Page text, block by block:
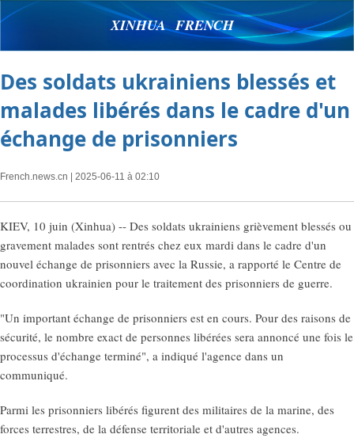
XINHUA FRENCH
Des soldats ukrainiens blessés et
malades libérés dans le cadre d'un
échange de prisonniers
French.news.cn | 2025-06-11 à 02:10
KIEV, 10 juin (Xinhua) -- Des soldats ukrainiens grièvement blessés ou
gravement malades sont rentrés chez eux mardi dans le cadre d'un
nouvel échange de prisonniers avec la Russie, a rapporté le Centre de
coordination ukrainien pour le traitement des prisonniers de guerre.
"Un important échange de prisonniers est en cours. Pour des raisons de
sécurité, le nombre exact de personnes libérées sera annoncé une fois le
processus d'échange terminé", a indiqué l'agence dans un
communiqué.
Parmi les prisonniers libérés figurent des militaires de la marine, des
forces terrestres, de la défense territoriale et d'autres agences.